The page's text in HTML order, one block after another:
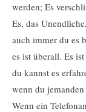
werden; Es
Es, das
auch immer du es
es ist überall. Es
du kannst es
wenn du
Wenn ein